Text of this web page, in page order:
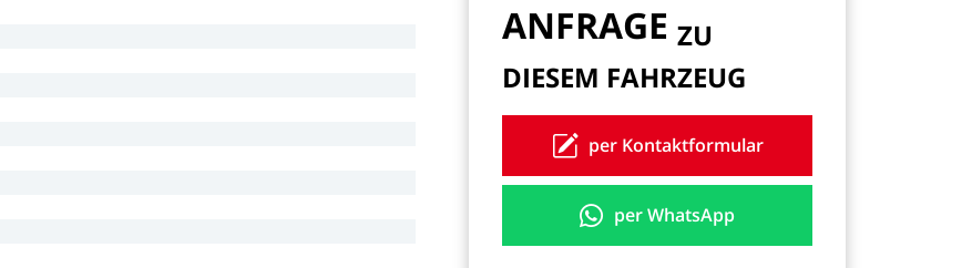
ANFRAGE ZU
DIESEM FAHRZEUG
per Kontaktformular
per WhatsApp